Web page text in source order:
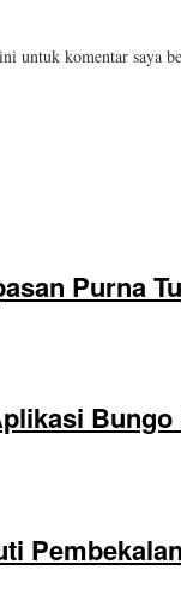
untuk komentar saya
Purna